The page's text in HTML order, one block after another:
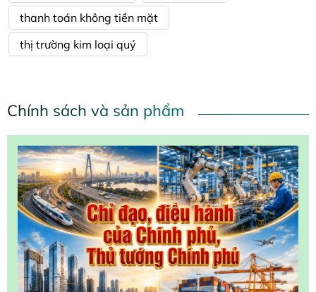
thanh toán không tiền mặt
thị trường kim loại quý
Chính sách và sản phẩm